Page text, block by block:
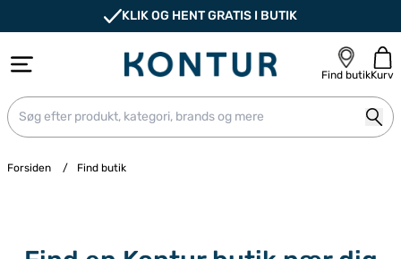
KLIK OG HENT GRATIS I BUTIK
Find butikKurv
Forsiden / Find butik